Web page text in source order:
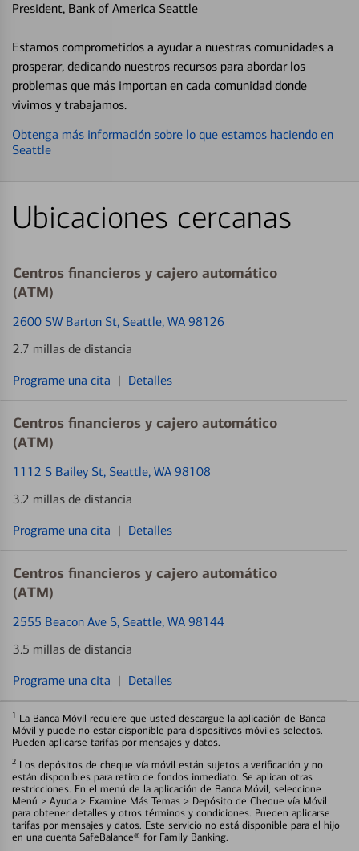
President, Bank of America Seattle
Estamos comprometidos a ayudar a nuestras comunidades a
prosperar, dedicando nuestros recursos para abordar los
problemas que más importan en cada comunidad donde
vivimos y trabajamos.
Obtenga más información sobre lo que estamos haciendo en
Seattle
Ubicaciones cercanas
Centros financieros y cajero automático
(ATM)
2600 SW Barton St, Seattle, WA 98126
2.7 millas de distancia
Programe una cita | Detalles
Centros financieros y cajero automático
(ATM)
1112 S Bailey St, Seattle, WA 98108
3.2 millas de distancia
Programe una cita | Detalles
Centros financieros y cajero automático
(ATM)
2555 Beacon Ave S, Seattle, WA 98144
3.5 millas de distancia
Programe una cita | Detalles
1 La Banca Móvil requiere que usted descargue la aplicación de Banca
Móvil y puede no estar disponible para dispositivos móviles selectos.
Pueden aplicarse tarifas por mensajes y datos.
2 Los depósitos de cheque vía móvil están sujetos a verificación y no
están disponibles para retiro de fondos inmediato. Se aplican otras
restricciones. En el menú de la aplicación de Banca Móvil, seleccione
Menú > Ayuda > Examine Más Temas > Depósito de Cheque vía Móvil
para obtener detalles y otros términos y condiciones. Pueden aplicarse
tarifas por mensajes y datos. Este servicio no está disponible para el hijo
en una cuenta SafeBalance® for Family Banking.